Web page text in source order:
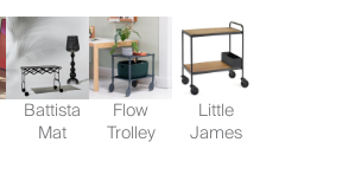
Battista
Mat
Flow
Trolley
Little
James